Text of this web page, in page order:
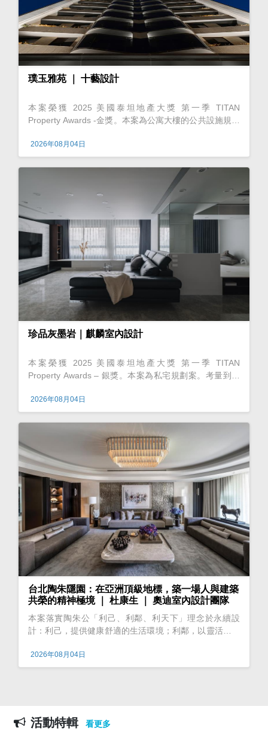
璞玉雅苑 ｜ 十藝設計
本案榮獲 2025 美國泰坦地產大獎 第一季 TITAN
Property Awards -金獎。本案為公寓大樓的公共設施規劃
有眾多埤塘及田野阡陌，帶
2026年08月04日
珍品灰墨岩｜麒麟室內設計
本案榮獲 2025 美國泰坦地產大獎 第一季 TITAN
Property Awards – 銀獎。本案為私宅規劃案。考量到家
不僅帶來寬闊的活動空間，
2026年08月04日
台北陶朱隱園：在亞洲頂級地標，築一場人與建築
共榮的精神極境 ｜ 杜康生 ｜ 奧迪室內設計團隊
本案落實陶朱公「利己、利鄰、利天下」理念於永續設
計：利己，提供健康舒適的生活環境；利鄰，以靈活動線
循環與隔熱系統，呼應建築碳吸收概念。設計使建築成為
能
2026年08月04日
活動特輯 看更多